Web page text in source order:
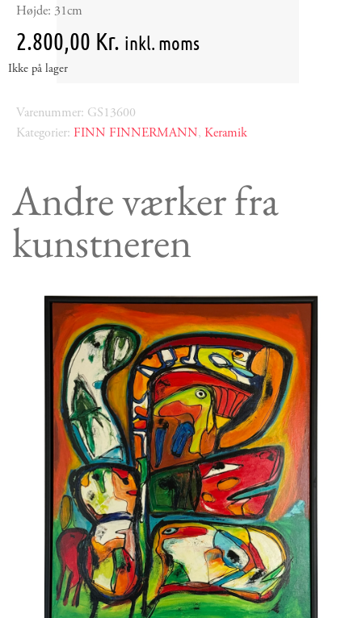
Højde: 31cm
2.800,00 Kr. inkl. moms
Ikke på lager
Varenummer: GS13600
Kategorier: FINN FINNERMANN, Keramik
Andre værker fra
kunstneren